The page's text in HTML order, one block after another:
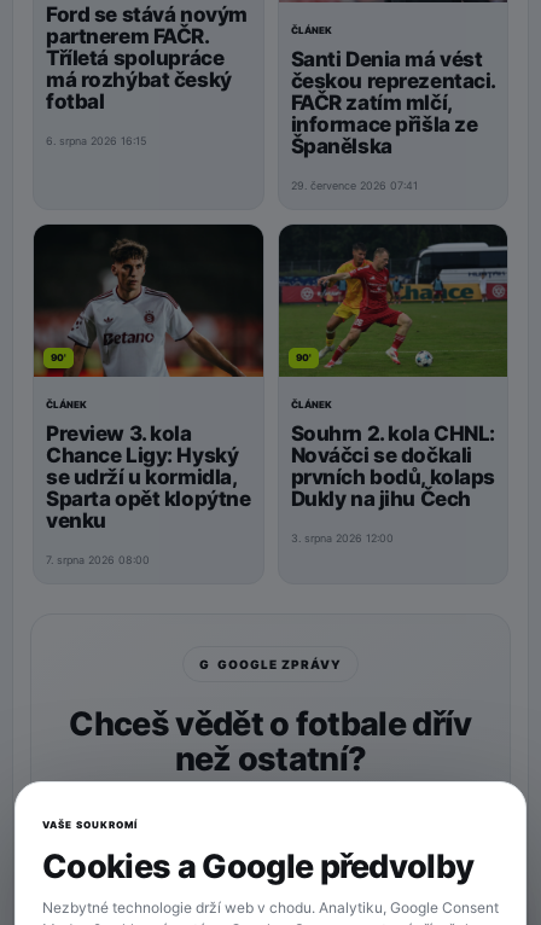
Ford se stává novým
partnerem FAČR.
Tříletá spolupráce
má rozhýbat český
fotbal
6. srpna 2026 16:15
ČLÁNEK
Santi Denia má vést
českou reprezentaci.
FAČR zatím mlčí,
informace přišla ze
Španělska
29. července 2026 07:41
90'
ČLÁNEK
Preview 3. kola
Chance Ligy: Hyský
se udrží u kormidla,
Sparta opět klopýtne
venku
7. srpna 2026 08:00
90'
ČLÁNEK
Souhrn 2. kola CHNL:
Nováčci se dočkali
prvních bodů, kolaps
Dukly na jihu Čech
3. srpna 2026 12:00
G GOOGLE ZPRÁVY
Chceš vědět o fotbale dřív
než ostatní?
Více zpráv na Googlu
VAŠE SOUKROMÍ
Cookies a Google předvolby
Nezbytné technologie drží web v chodu. Analytiku, Google Consent